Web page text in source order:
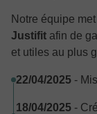
Notre équipe
Justifit afin de
et utiles au plus
22/04/2025 -
18/04/2025 -